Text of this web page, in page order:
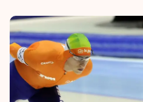
Livestreams
Word schaatsfan!
Winacties
Medaillespiegel
Olympische uitslagen
Van Jong tot Goud verhalen